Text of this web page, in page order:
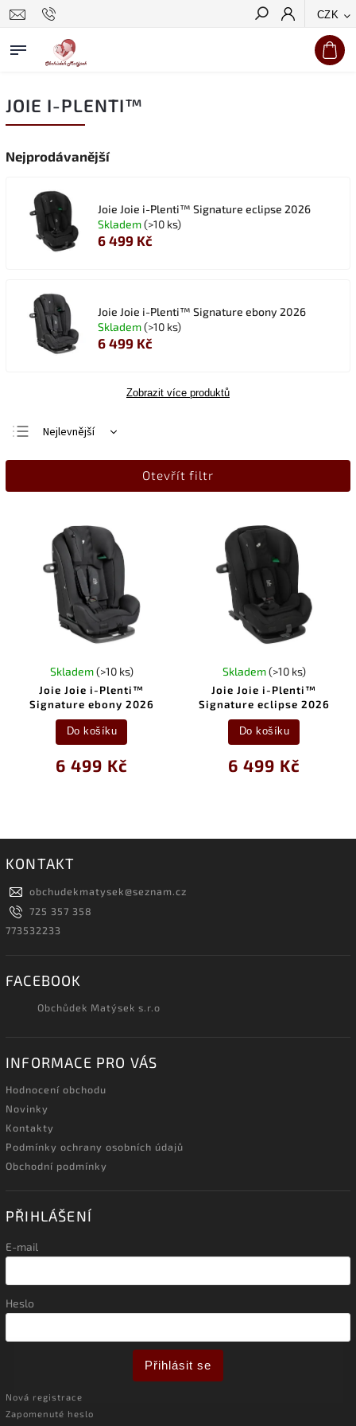
CZK
Hledat
JOIE I-PLENTI™
Nejprodávanější
Joie Joie i-Plenti™ Signature eclipse 2026
Skladem(>10 ks)
6 499 Kč
Joie Joie i-Plenti™ Signature ebony 2026
Skladem(>10 ks)
6 499 Kč
Zobrazit více produktů
Nejlevnější
Nejdražší
Otevřít filtr
Joie Joie i-Plenti™
Signature ebony 2026
Skladem(>10 ks)
6 499 Kč
Do košíku
Joie Joie i-Plenti™
Signature eclipse 2026
Skladem(>10 ks)
6 499 Kč
Do košíku
KONTAKT
obchudekmatysek@seznam.cz
725 357 358
773532233
FACEBOOK
Obchůdek Matýsek s.r.o
INFORMACE PRO VÁS
Hodnocení obchodu
Novinky
Kontakty
Podmínky ochrany osobních údajů
Obchodní podmínky
PŘIHLÁŠENÍ
E-mail
Heslo
Přihlásit se
Nová registrace
Zapomenuté heslo